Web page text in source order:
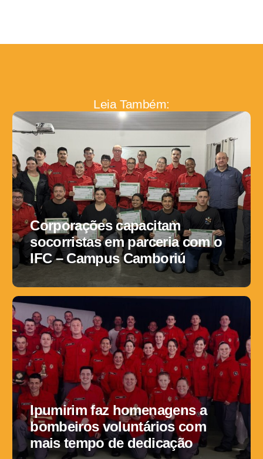
Leia Também:
Corporações capacitam
socorristas em parceria com o
IFC – Campus Camboriú
Ipumirim faz homenagens a
bombeiros voluntários com
mais tempo de dedicação